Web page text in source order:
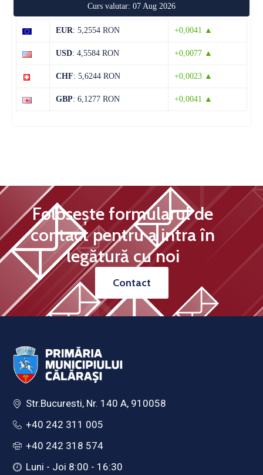
29°C 19°C
Joi
14 august
Curs valutar: 07 Aug 2026
EUR: 5,2554 RON +0,0041 ▲
USD: 4,5584 RON +0,0077 ▲
CHF: 5,6244 RON +0,0023 ▲
GBP: 6,1277 RON +0,0041 ▲
Folosește formularul de
contact pentru a intra în
legătură cu noi
Contact
Str.Bucuresti, Nr. 140 A, 910058
+40 242 311 005
+40 242 318 574
Luni - Joi 8:00 - 16:30